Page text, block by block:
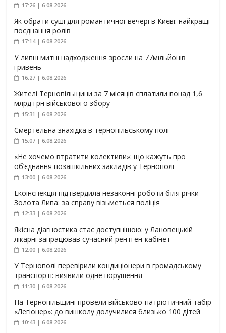
17:26 | 6.08.2026
Як обрати суші для романтичної вечері в Києві: найкращі
поєднання ролів
17:14 | 6.08.2026
У липні митні надходження зросли на 77мільйонів
гривень
16:27 | 6.08.2026
Жителі Тернопільщини за 7 місяців сплатили понад 1,6
млрд грн військового збору
15:31 | 6.08.2026
Смертельна знахідка в тернопільському полі
15:07 | 6.08.2026
«Не хочемо втратити колективи»: що кажуть про
об’єднання позашкільних закладів у Тернополі
13:00 | 6.08.2026
Екоінспекція підтвердила незаконні роботи біля річки
Золота Липа: за справу візьметься поліція
12:33 | 6.08.2026
Якісна діагностика стає доступнішою: у Лановецькій
лікарні запрацював сучасний рентген-кабінет
12:00 | 6.08.2026
У Тернополі перевірили кондиціонери в громадському
транспорті: виявили одне порушення
11:30 | 6.08.2026
На Тернопільщині провели військово-патріотичний табір
«Легіонер»: до вишколу долучилися близько 100 дітей
10:43 | 6.08.2026